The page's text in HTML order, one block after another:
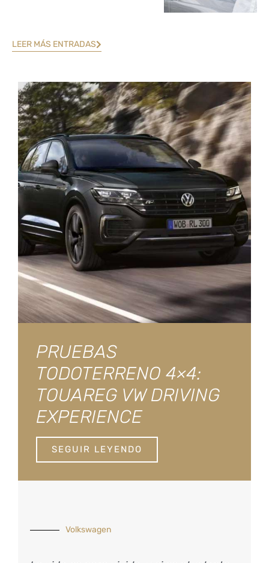
LEER MÁS ENTRADAS
PRUEBAS
TODOTERRENO 4×4:
TOUAREG VW DRIVING
EXPERIENCE
SEGUIR LEYENDO
Volkswagen